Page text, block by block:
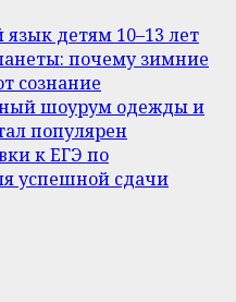
детям 10–13 лет
почему зимние
сознание
шоурум одежды и
популярен
к ЕГЭ по
успешной сдачи